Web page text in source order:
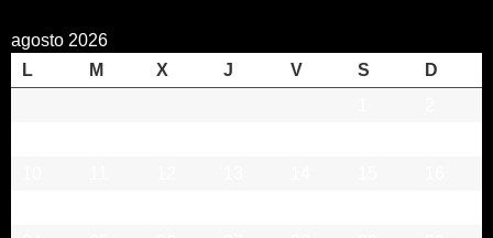
agosto 2026
L
M X J V S
D